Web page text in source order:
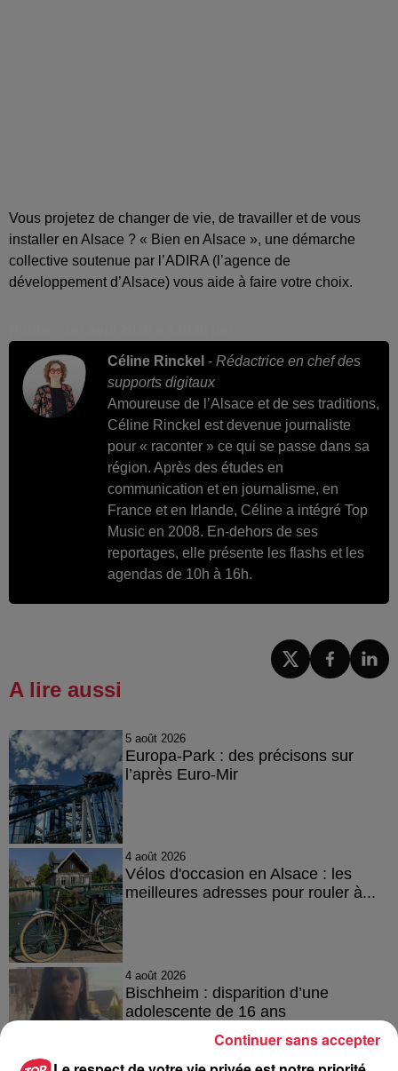
Vous projetez de changer de vie, de travailler et de vous
installer en Alsace ? « Bien en Alsace », une démarche
collective soutenue par l’ADIRA (l’agence de
développement d’Alsace) vous aide à faire votre choix.
Céline Rinckel - Rédactrice en chef des
supports digitaux
Amoureuse de l’Alsace et de ses traditions,
Céline Rinckel est devenue journaliste
pour « raconter » ce qui se passe dans sa
région. Après des études en
communication et en journalisme, en
France et en Irlande, Céline a intégré Top
Music en 2008. En-dehors de ses
reportages, elle présente les flashs et les
agendas de 10h à 16h.
A lire aussi
5 août 2026
Europa-Park : des précisons sur
l’après Euro-Mir
4 août 2026
Vélos d'occasion en Alsace : les
meilleures adresses pour rouler à...
4 août 2026
Bischheim : disparition d’une
adolescente de 16 ans
Continuer sans accepter